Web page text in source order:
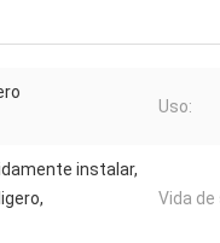
Uso:
instalar,
Vida de